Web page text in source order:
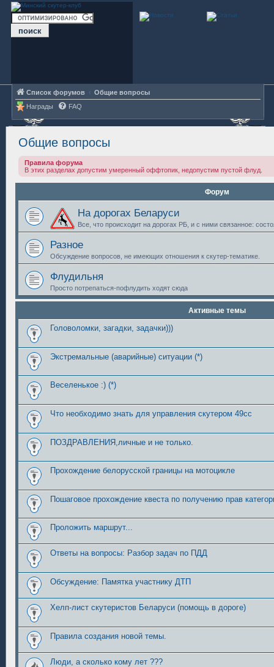
Список форумов
Общие вопросы
Награды
FAQ
Общие вопросы
Правила форума
В этих разделах допустим умеренный оффтопик, недопустим пустой флуд.
Форум
На дорогах Беларуси
Все, что происходит на дорогах РБ, и с ними связанное:
Разное
Обсуждение вопросов, не имеющих отношения к скутер-тематике.
Флудильня
Просто потрепаться-пофлудить ходят сюда
Активные темы
Головоломки, загадки, задачки)))
Экстремальные (аварийные) ситуации (*)
Веселенькое :) (*)
Что необходимо знать для управления скутером 49сс
ПОЗДРАВЛЕНИЯ,личные и не только.
Прохождение белорусской границы на мотоцикле
Пошаговое прохождение квеста по получению прав
Проложить маршрут...
Ответы на вопросы: Разбор задач по ПДД
Обсуждение: Памятка участнику ДТП
Хелп-лист скутеристов Беларуси (помощь в дороге)
Правила создания новой темы.
Люди, а сколько кому лет ???